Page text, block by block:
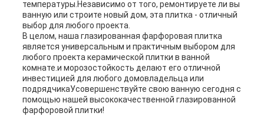
температуры.Независимо от того, ремонтируете ли вы
ванную или строите новый дом, эта плитка - отличный
выбор для любого проекта.
В целом, наша глазированная фарфоровая плитка
является универсальным и практичным выбором для
любого проекта керамической плитки в ванной
комнате.и морозостойкость делают его отличной
инвестицией для любого домовладельца или
подрядчикаУсовершенствуйте свою ванную сегодня с
помощью нашей высококачественной глазированной
фарфоровой плитки!